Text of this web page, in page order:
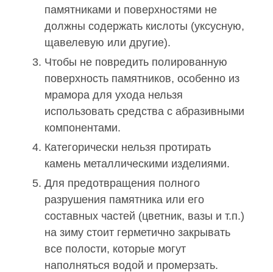
памятниками и поверхностями не
должны содержать кислоты (уксусную,
щавелевую или другие).
Чтобы не повредить полированную
поверхность памятников, особенно из
мрамора для ухода нельзя
использовать средства с абразивными
компонентами.
Категорически нельзя протирать
камень металлическими изделиями.
Для предотвращения полного
разрушения памятника или его
составных частей (цветник, вазы и т.п.)
на зиму стоит герметично закрывать
все полости, которые могут
наполняться водой и промерзать.